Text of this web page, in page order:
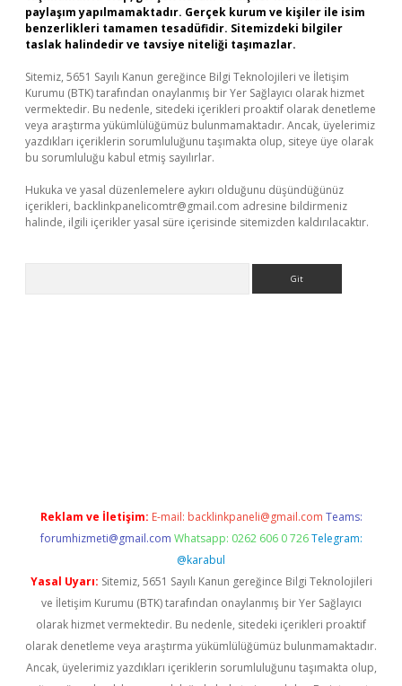
paylaşım yapılmamaktadır. Gerçek kurum ve kişiler ile isim
benzerlikleri tamamen tesadüfidir. Sitemizdeki bilgiler
taslak halindedir ve tavsiye niteliği taşımazlar.
Sitemiz, 5651 Sayılı Kanun gereğince Bilgi Teknolojileri ve İletişim
Kurumu (BTK) tarafından onaylanmış bir Yer Sağlayıcı olarak hizmet
vermektedir. Bu nedenle, sitedeki içerikleri proaktif olarak denetleme
veya araştırma yükümlülüğümüz bulunmamaktadır. Ancak, üyelerimiz
yazdıkları içeriklerin sorumluluğunu taşımakta olup, siteye üye olarak
bu sorumluluğu kabul etmiş sayılırlar.
Hukuka ve yasal düzenlemelere aykırı olduğunu düşündüğünüz
içerikleri, backlinkpanelicomtr@gmail.com adresine bildirmeniz
halinde, ilgili içerikler yasal süre içerisinde sitemizden kaldırılacaktır.
Reklam ve İletişim: E-mail: backlinkpaneli@gmail.com Teams:
forumhizmeti@gmail.com Whatsapp: 0262 606 0 726 Telegram:
@karabul
Yasal Uyarı: Sitemiz, 5651 Sayılı Kanun gereğince Bilgi Teknolojileri
ve İletişim Kurumu (BTK) tarafından onaylanmış bir Yer Sağlayıcı
olarak hizmet vermektedir. Bu nedenle, sitedeki içerikleri proaktif
olarak denetleme veya araştırma yükümlülüğümüz bulunmamaktadır.
Ancak, üyelerimiz yazdıkları içeriklerin sorumluluğunu taşımakta olup,